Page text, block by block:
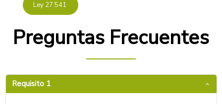
Ley 27.541
Preguntas Frecuentes
Requisito 1